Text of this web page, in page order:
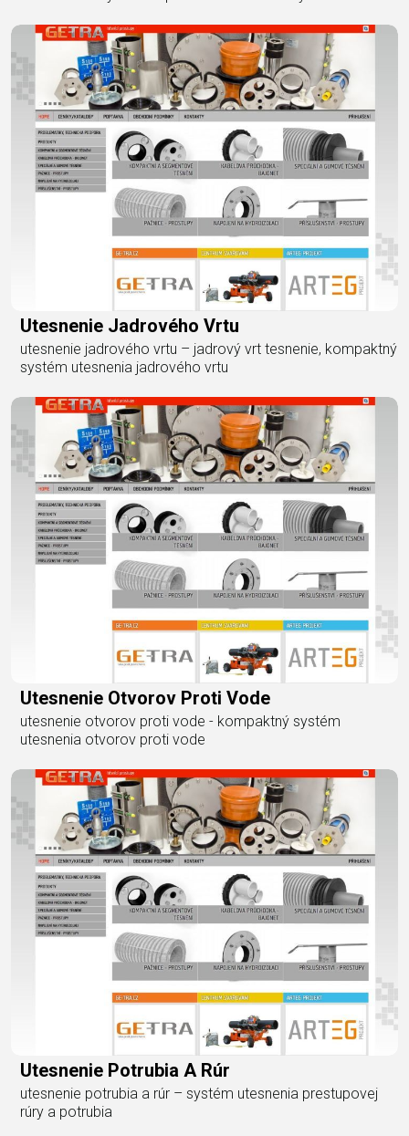
Utesnenie Jadrového Vrtu
utesnenie jadrového vrtu – jadrový vrt tesnenie, kompaktný
systém utesnenia jadrového vrtu
Utesnenie Otvorov Proti Vode
utesnenie otvorov proti vode - kompaktný systém
utesnenia otvorov proti vode
Utesnenie Potrubia A Rúr
utesnenie potrubia a rúr – systém utesnenia prestupovej
rúry a potrubia